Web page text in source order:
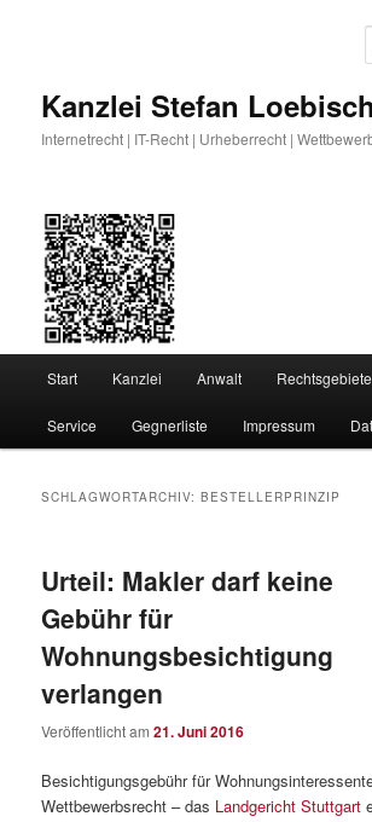
Kanzlei Stefan
Internetrecht | IT-Recht | Urheberrecht |
Start Kanzlei Anwalt Rechtsgebiete
Service Gegnerliste Impressum
SCHLAGWORTARCHIV:BESTELLERPRINZIP
Urteil: Makler darf keine
Gebühr für
Wohnungsbesichtigung
verlangen
Veröffentlicht am21. Juni 2016
Besichtigungsgebühr für
Wettbewerbsrecht – das Landgericht Stuttgart